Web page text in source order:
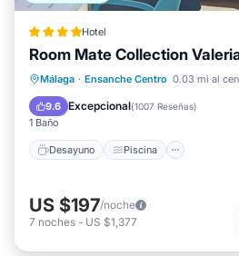
Hotel
Room Mate Collection
Málaga · Ensanche Centro 0.03 mi al
9.6 Excepcional(1007 Reseñas)
1 Baño
Desayuno Piscina
Desayuno Piscina
Cocina
US $197/noche
7 noches - US $1,377